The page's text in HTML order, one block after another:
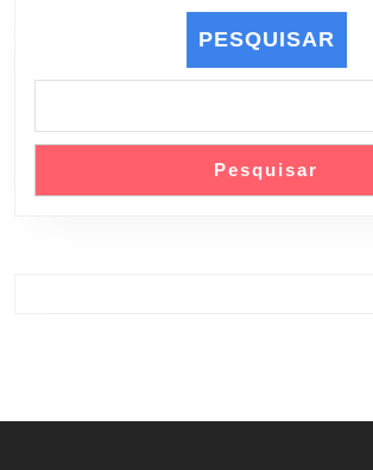
PESQUISAR
Pesquisar